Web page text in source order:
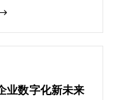
业数字化新未来